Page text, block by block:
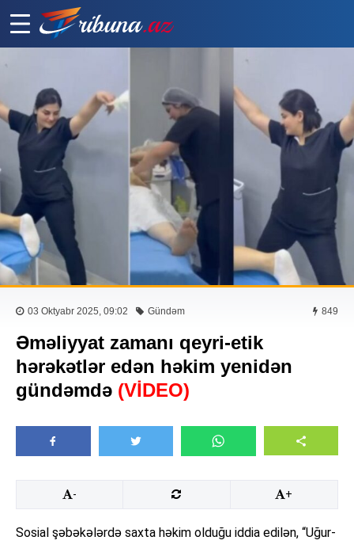
03 Oktyabr 2025, 09:02 Gündəm 849
Əməliyyat zamanı qeyri-etik
hərəkətlər edən həkim yenidən
gündəmdə (VİDEO)
- +
Sosial şəbəkələrdə saxta həkim olduğu iddia edilən, “Uğur-